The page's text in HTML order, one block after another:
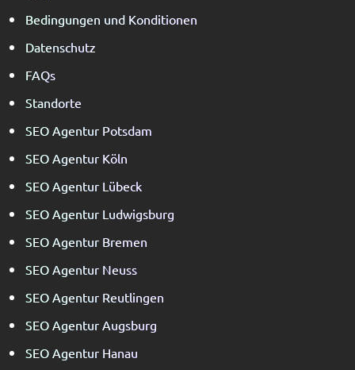
Bedingungen und Konditionen
Datenschutz
FAQs
Standorte
SEO Agentur Potsdam
SEO Agentur Köln
SEO Agentur Lübeck
SEO Agentur Ludwigsburg
SEO Agentur Bremen
SEO Agentur Neuss
SEO Agentur Reutlingen
SEO Agentur Augsburg
SEO Agentur Hanau